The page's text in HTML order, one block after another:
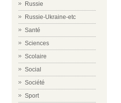
Russie
Russie-Ukraine-etc
Santé
Sciences
Scolaire
Social
Société
Sport